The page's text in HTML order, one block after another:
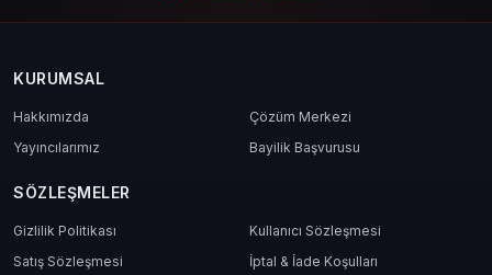
KURUMSAL
Hakkımızda
Çözüm Merkezi
Yayıncılarımız
Bayilik Başvurusu
SÖZLEŞMELER
Gizlilik Politikası
Kullanıcı Sözleşmesi
Satış Sözleşmesi
İptal & İade Koşulları